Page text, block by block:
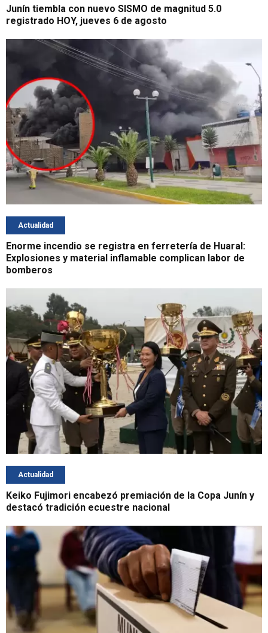
Junín tiembla con nuevo SISMO de magnitud 5.0
registrado HOY, jueves 6 de agosto
Actualidad
Enorme incendio se registra en ferretería de Huaral:
Explosiones y material inflamable complican labor de
bomberos
Actualidad
Keiko Fujimori encabezó premiación de la Copa Junín y
destacó tradición ecuestre nacional